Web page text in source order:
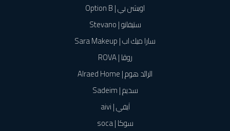
اوبشن بي | Option B
ستيفانو | Stevano
سارا ميك اب | Sara Makeup
روڤا | ROVA
الرائد هوم | Alraed Home
سديم | Sadeim
آيفي | aivi
سوكا | soca